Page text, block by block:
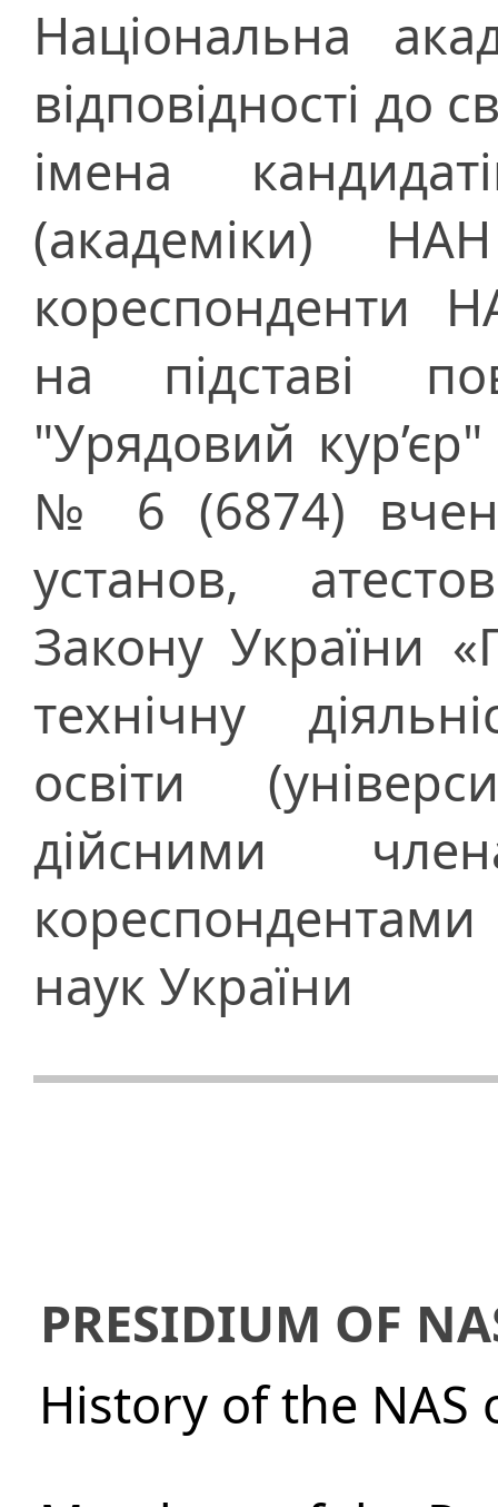
Національна
відповідності до
імена
(академіки)
кореспонденти
на підставі
"Урядовий
№ 6 (6874)
установ,
Закону України
технічну
освіти
дійсними
кореспондентами
наук України
PRESIDIUM OF
History of the NAS